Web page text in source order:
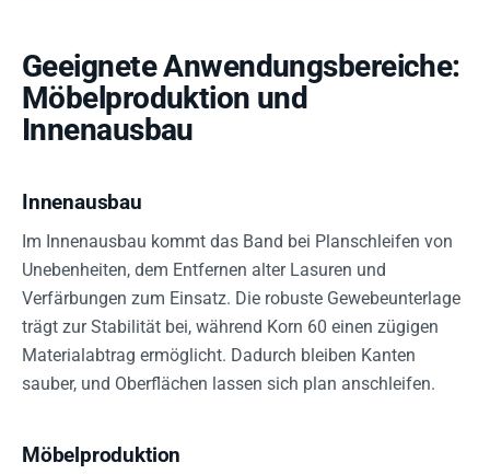
Geeignete Anwendungsbereiche:
Möbelproduktion und
Innenausbau
Innenausbau
Im Innenausbau kommt das Band bei Planschleifen von
Unebenheiten, dem Entfernen alter Lasuren und
Verfärbungen zum Einsatz. Die robuste Gewebeunterlage
trägt zur Stabilität bei, während Korn 60 einen zügigen
Materialabtrag ermöglicht. Dadurch bleiben Kanten
sauber, und Oberflächen lassen sich plan anschleifen.
Möbelproduktion